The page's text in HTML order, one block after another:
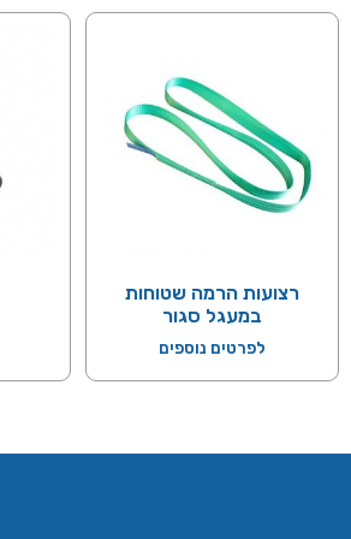
רצועות הרמה שטוחות
במעגל סגור
לפרטים נוספים